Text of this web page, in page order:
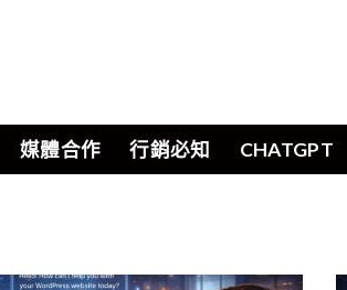
媒體合作 行銷必知 CHATGPT